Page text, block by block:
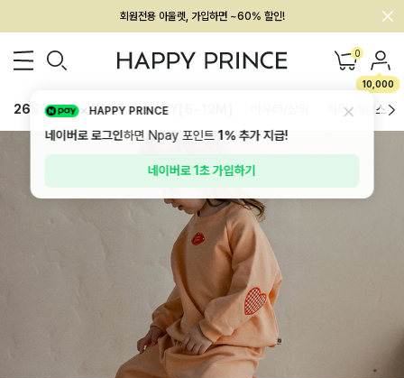
회원전용 아울렛, 가입하면 ~60% 할인!
멤버십 최대 28,000원 혜택 0
10,000
26SS 신상 BEST BABY[6~12M] 하의/레깅스
HAPPY PRINCE
네이버로 로그인하면 Npay 포인트1%추가 지급!
네이버로 1초 가입하기